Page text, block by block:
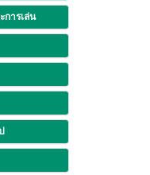
ารเล่น